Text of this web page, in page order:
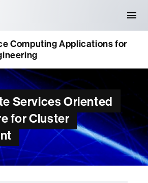
Computing Applications for
Services Oriented
for Cluster